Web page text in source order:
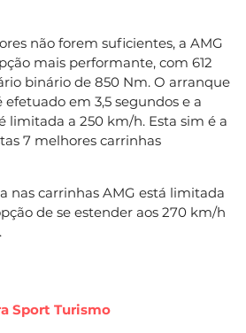
não forem suficientes, a AMG
mais performante, com 612
binário de 850 Nm. O arranque
efetuado em 3,5 segundos e a
limitada a 250 km/h. Esta sim é a
7 melhores carrinhas
nas carrinhas AMG está limitada
de se estender aos 270 km/h
Sport Turismo